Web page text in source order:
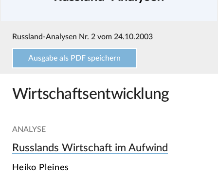
Russland-Analysen Nr. 2 vom 24.10.2003
Ausgabe als PDF speichern
Wirtschaftsentwicklung
ANALYSE
Russlands Wirtschaft im Aufwind
Heiko Pleines